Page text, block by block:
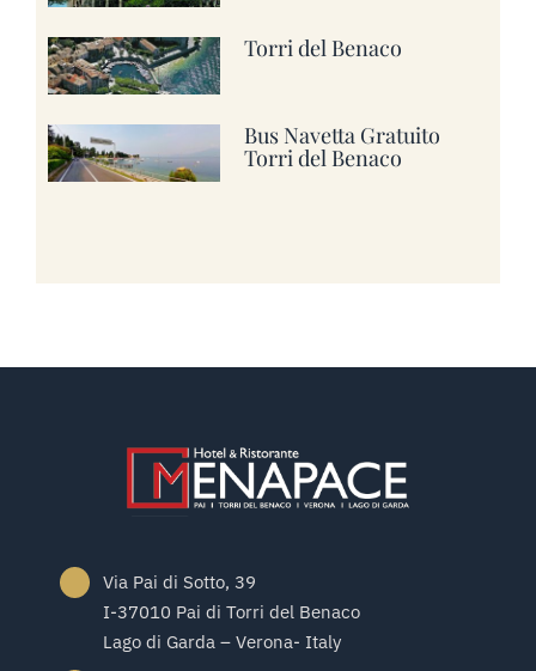
Torri del Benaco
Bus Navetta Gratuito
Torri del Benaco
Via Pai di Sotto, 39
I-37010 Pai di Torri del Benaco
Lago di Garda – Verona- Italy